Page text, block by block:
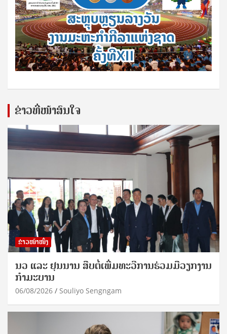
ຂ່າວທີ່ໜ້າສົນໃຈ
ຂ່າວໜ້າໜຶ່ງ
ນວ ແລະ ຢຸນນານ ສືບຕໍ່ເພີ່ມທະວີການຮ່ວມມືວຽກງານ
ກຳມະບານ
06/08/2026 Souliyo Sengngam